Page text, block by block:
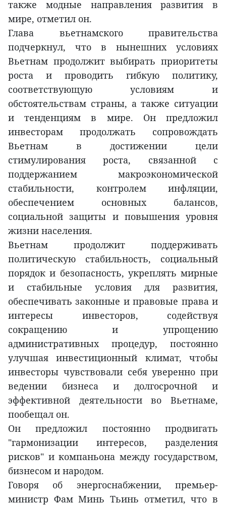
также модные направления развития в
мире, отметил он.
Глава вьетнамского правительства
подчеркнул, что в нынешних условиях
Вьетнам продолжит выбирать приоритеты
роста и проводить гибкую политику,
соответствующую условиям и
обстоятельствам страны, а также ситуации
и тенденциям в мире. Он предложил
инвесторам продолжать сопровождать
Вьетнам в достижении цели
стимулирования роста, связанной с
поддержанием макроэкономической
стабильности, контролем инфляции,
обеспечением основных балансов,
социальной защиты и повышения уровня
жизни населения.
Вьетнам продолжит поддерживать
политическую стабильность, социальный
порядок и безопасность, укреплять мирные
и стабильные условия для развития,
обеспечивать законные и правовые права и
интересы инвесторов, содействуя
сокращению и упрощению
административных процедур, постоянно
улучшая инвестиционный климат, чтобы
инвесторы чувствовали себя уверенно при
ведении бизнеса и долгосрочной и
эффективной деятельности во Вьетнаме,
пообещал он.
Он предложил постоянно продвигать
"гармонизации интересов, разделения
рисков" и компаньона между государством,
бизнесом и народом.
Говоря об энергоснабжении, премьер-
министр Фам Минь Тьинь отметил, что в